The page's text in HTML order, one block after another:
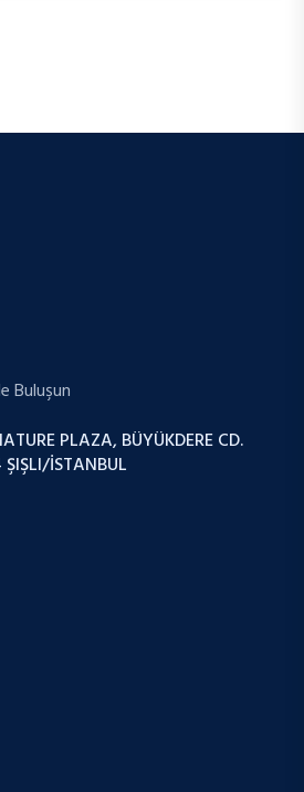
Buluşun
PLAZA, BÜYÜKDERE CD.
İSTANBUL